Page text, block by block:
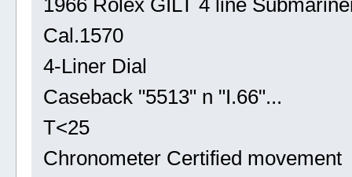
1966 Rolex GILT 4 line
Cal.1570
4-Liner Dial
Caseback "5513" n "I.66"...
T<25
Chronometer Certified movement